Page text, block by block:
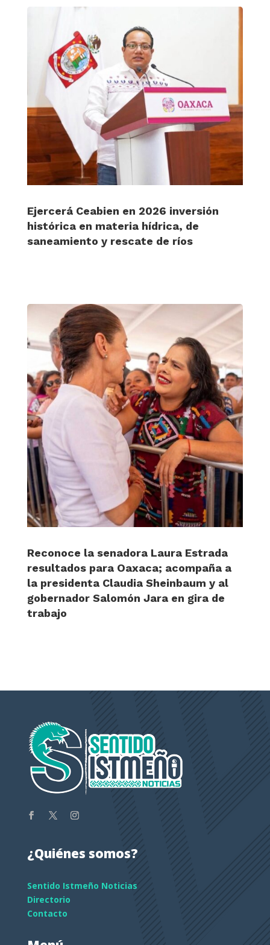
Ejercerá Ceabien en 2026 inversión
histórica en materia hídrica, de
saneamiento y rescate de ríos
Reconoce la senadora Laura Estrada
resultados para Oaxaca; acompaña a
la presidenta Claudia Sheinbaum y al
gobernador Salomón Jara en gira de
trabajo
¿Quiénes somos?
Sentido Istmeño Noticias
Directorio
Contacto